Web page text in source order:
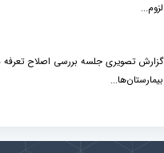
لزوم...
گزارش تصویری جلسه بررسی اصلاح تعرفه
بیمارستان‌ها...